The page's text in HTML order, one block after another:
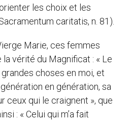
les choix et les
caritatis, n. 81).
Marie, ces femmes
vérité du Magnificat : « Le
choses en moi, et
en génération, sa
ceux qui le craignent », que
: « Celui qui m’a fait